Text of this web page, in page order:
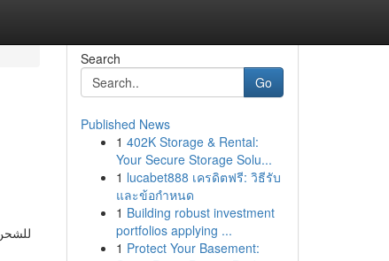
Search
Go
Published News
1 402K Storage & Rental:
Your Secure Storage Solu...
1 lucabet888 เครดิตฟรี: วิธีรับ
และข้อกำหนด
1 Building robust investment
portfolios applying ...
1 Protect Your Basement: